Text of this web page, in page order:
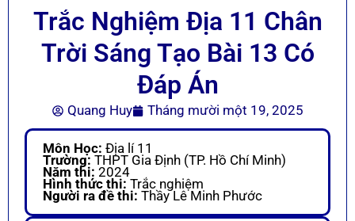
Trắc Nghiệm Địa 11 Chân
Trời Sáng Tạo Bài 13 Có
Đáp Án
Quang Huy Tháng mười một 19, 2025
Môn Học: Địa lí 11
Trường: THPT Gia Định (TP. Hồ Chí Minh)
Năm thi: 2024
Hình thức thi: Trắc nghiệm
Người ra đề thi: Thầy Lê Minh Phước